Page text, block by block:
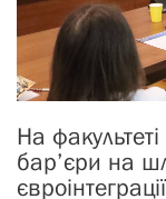
На
бар’єри на
євроінтеграції